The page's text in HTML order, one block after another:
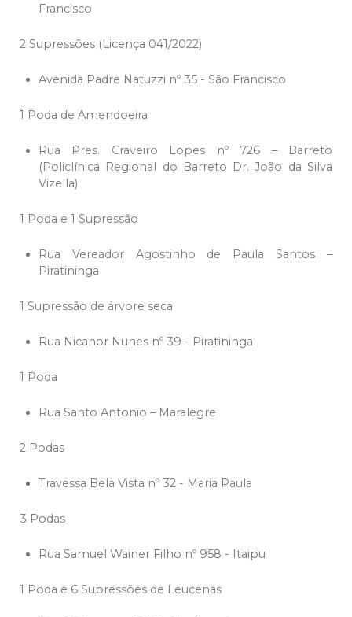
Francisco
2 Supressões (Licença 041/2022)
Avenida Padre Natuzzi nº 35 - São Francisco
1 Poda de Amendoeira
Rua Pres. Craveiro Lopes nº 726 – Barreto
(Policlínica Regional do Barreto Dr. João da Silva
Vizella)
1 Poda e 1 Supressão
Rua Vereador Agostinho de Paula Santos –
Piratininga
1 Supressão de árvore seca
Rua Nicanor Nunes nº 39 - Piratininga
1 Poda
Rua Santo Antonio – Maralegre
2 Podas
Travessa Bela Vista nº 32 - Maria Paula
3 Podas
Rua Samuel Wainer Filho nº 958 - Itaipu
1 Poda e 6 Supressões de Leucenas